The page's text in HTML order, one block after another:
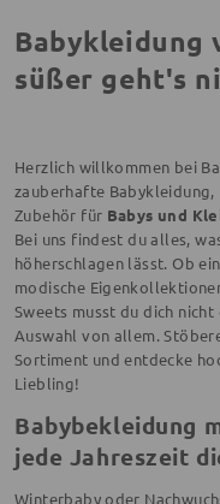
Babykleidung
süßer geht's
Herzlich willkommen bei
zauberhafte Babykleidung,
Zubehör für Babys und
Bei uns findest du alles,
höherschlagen lässt. Ob
modische
Sweets musst du dich
Auswahl von allem.
Sortiment und entdecke
Liebling!
Babybekleidung
jede Jahreszeit
Winterbaby oder